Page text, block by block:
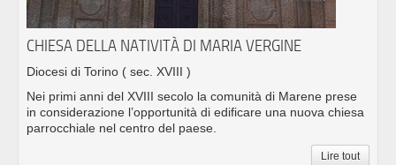
CHIESA DELLA NATIVITÀ DI MARIA VERGINE
Diocesi di Torino ( sec. XVIII )
Nei primi anni del XVIII secolo la comunità di Marene prese
in considerazione l’opportunità di edificare una nuova chiesa
parrocchiale nel centro del paese.
Lire tout